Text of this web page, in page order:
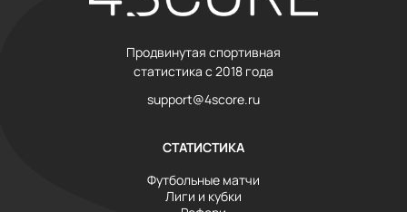
Продвинутая спортивная
статистика с 2018 года
support@4score.ru
СТАТИСТИКА
Футбольные матчи
Лиги и кубки